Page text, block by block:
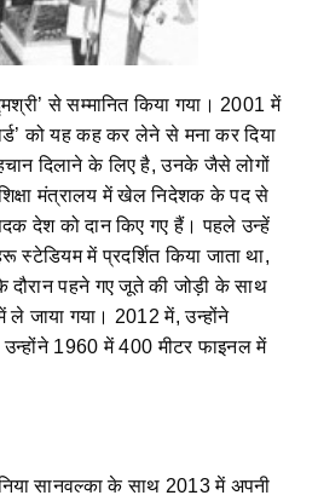
से सम्मानित किया गया। 2001 में
को यह कह कर लेने से मना कर दिया
दिलाने के लिए है, उनके जैसे लोगों
मंत्रालय में खेल निदेशक के पद से
देश को दान किए गए हैं। पहले उन्हें
स्टेडियम में प्रदर्शित किया जाता था,
पहने गए जूते की जोड़ी के साथ
ले जाया गया। 2012 में, उन्होंने
1960 में 400 मीटर फाइनल में
सानवल्का के साथ 2013 में अपनी